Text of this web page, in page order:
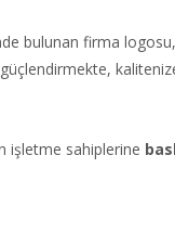
bulunan firma
güçlendirmekte,
işletme sahiplerine